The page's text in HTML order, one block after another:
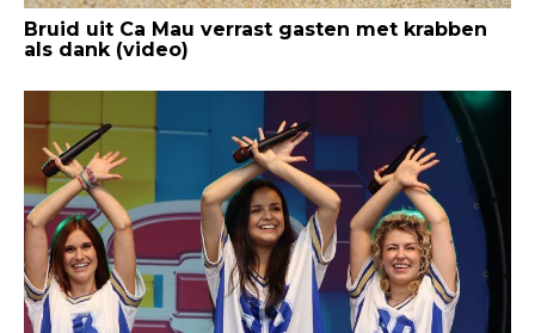
Bruid uit Ca Mau verrast gasten met krabben
als dank (video)